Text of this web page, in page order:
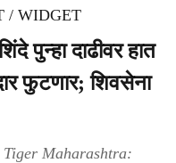
/ WIDGET
पुन्हा दाढीवर हात
फुटणार; शिवसेना
Maharashtra: